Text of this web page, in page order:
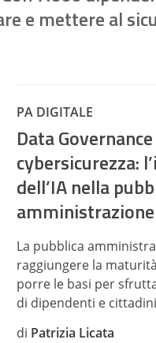
e mettere al
PA DIGITALE
Data
cybersicurezza:
dell’IA nella
amministrazione
La pubblica
raggiungere la
porre le basi per
di dipendenti e
di Patrizia Licata